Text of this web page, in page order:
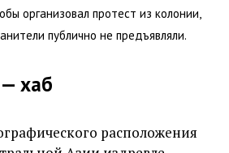
организовал протест из колонии,
публично не предъявляли.
хаб
расположения